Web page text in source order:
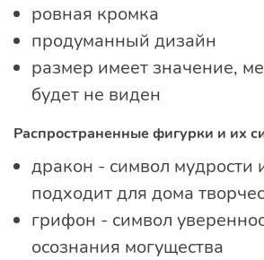
ровная кромка
продуманный дизайн
размер имеет значение,
будет не виден
Распространенные фигурки и их
дракон - символ мудрости
подходит для дома
грифон - символ
осознания могущества